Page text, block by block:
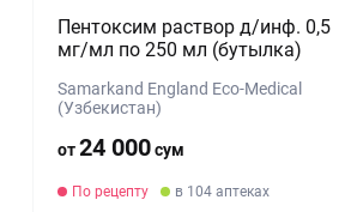
Пентоксим раствор д/инф. 0,5
мг/мл по 250 мл (бутылка)
Samarkand England Eco-Medical
(Узбекистан)
от24 000сум
По рецепту в 104 аптеках